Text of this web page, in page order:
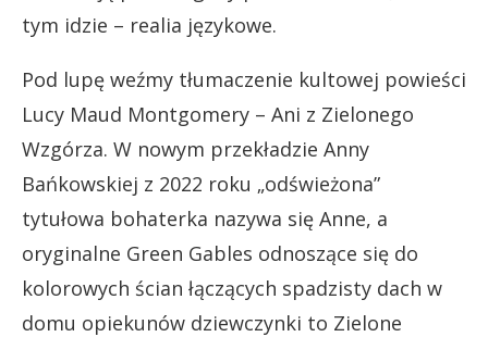
tym idzie – realia językowe.
Pod lupę weźmy tłumaczenie kultowej powieści
Lucy Maud Montgomery – Ani z Zielonego
Wzgórza. W nowym przekładzie Anny
Bańkowskiej z 2022 roku „odświeżona”
tytułowa bohaterka nazywa się Anne, a
oryginalne Green Gables odnoszące się do
kolorowych ścian łączących spadzisty dach w
domu opiekunów dziewczynki to Zielone